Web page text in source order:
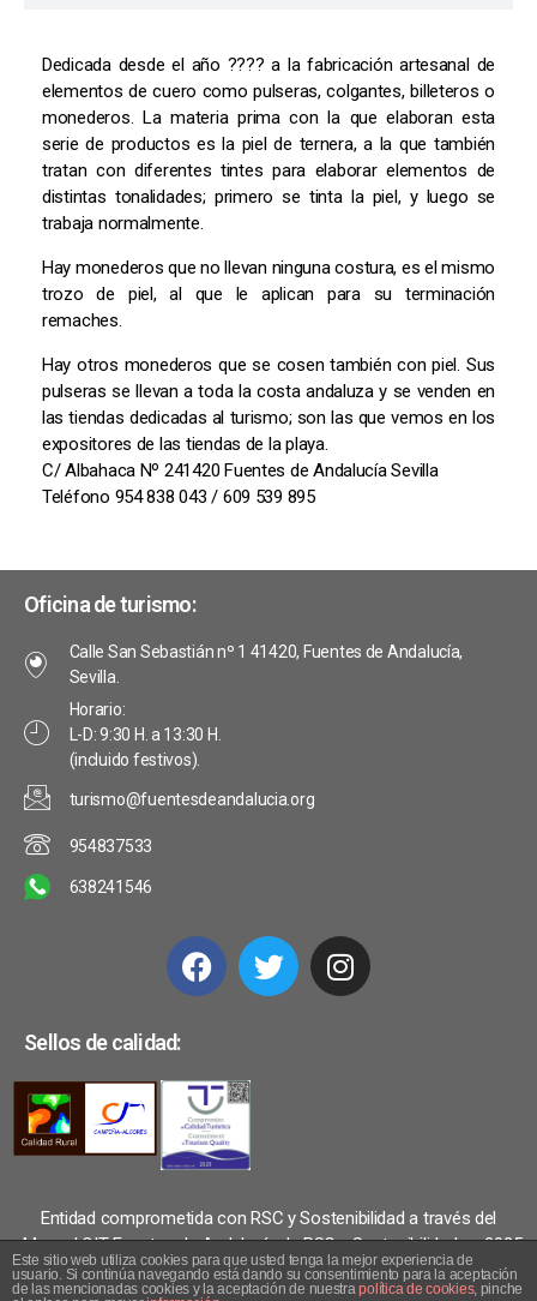
Dedicada desde el año ???? a la fabricación artesanal de
elementos de cuero como pulseras, colgantes, billeteros o
monederos. La materia prima con la que elaboran esta
serie de productos es la piel de ternera, a la que también
tratan con diferentes tintes para elaborar elementos de
distintas tonalidades; primero se tinta la piel, y luego se
trabaja normalmente.
Hay monederos que no llevan ninguna costura, es el mismo
trozo de piel, al que le aplican para su terminación
remaches.
Hay otros monederos que se cosen también con piel. Sus
pulseras se llevan a toda la costa andaluza y se venden en
las tiendas dedicadas al turismo; son las que vemos en los
expositores de las tiendas de la playa.
C/ Albahaca Nº 241420 Fuentes de Andalucía Sevilla
Teléfono 954 838 043 / 609 539 895
Oficina de turismo:
Calle San Sebastián nº 1 41420, Fuentes de Andalucía,
Sevilla.
Horario:
L-D: 9:30 H. a 13:30 H.
(incluido festivos).
turismo@fuentesdeandalucia.org
954837533
638241546
Sellos de calidad:
Entidad comprometida con RSC y Sostenibilidad a través del
«Manual OIT Fuentes de Andalucía de RSC y Sostenibilidad» – 2025
© 2018-2026 Turismo Fuentes de Andalucía. Todos los derechos
Este sitio web utiliza cookies para que usted tenga la mejor experiencia de
usuario. Si continúa navegando está dando su consentimiento para la aceptación
de las mencionadas cookies y la aceptación de nuestrapolítica de cookies, pinche